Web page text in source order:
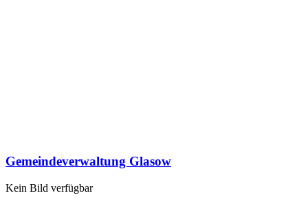
Gemeindeverwaltung Glasow
Kein Bild verfügbar